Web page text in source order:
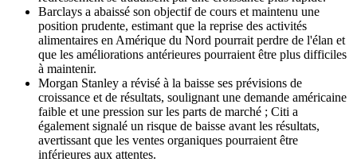
Barclays a abaissé son objectif de cours et maintenu une
position prudente, estimant que la reprise des activités
alimentaires en Amérique du Nord pourrait perdre de l'élan et
que les améliorations antérieures pourraient être plus difficiles
à maintenir.
Morgan Stanley a révisé à la baisse ses prévisions de
croissance et de résultats, soulignant une demande américaine
faible et une pression sur les parts de marché ; Citi a
également signalé un risque de baisse avant les résultats,
avertissant que les ventes organiques pourraient être
inférieures aux attentes.